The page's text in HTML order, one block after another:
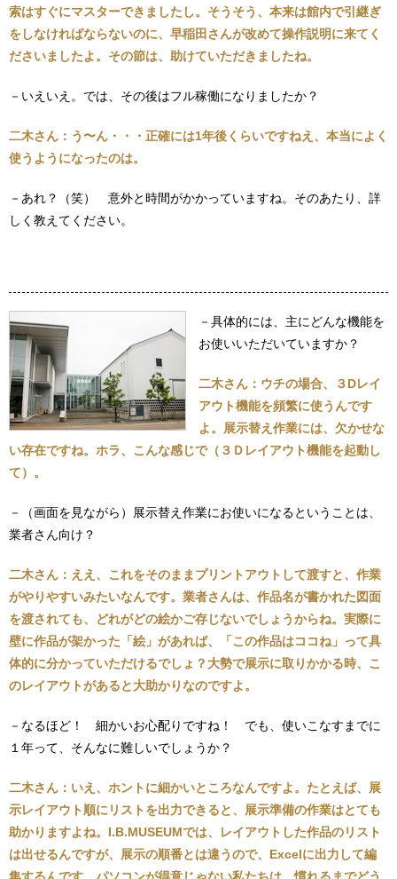
索はすぐにマスターできましたし。そうそう、本来は館内で引継ぎ
をしなければならないのに、早稲田さんが改めて操作説明に来てく
ださいましたよ。その節は、助けていただきましたね。
－いえいえ。では、その後はフル稼働になりましたか？
二木さん：う〜ん・・・正確には1年後くらいですねえ、本当によく
使うようになったのは。
－あれ？（笑） 意外と時間がかかっていますね。そのあたり、詳
しく教えてください。
－具体的には、主にどんな機能を
お使いいただいていますか？
二木さん：ウチの場合、３Dレイ
アウト機能を頻繁に使うんです
よ。展示替え作業には、欠かせな
い存在ですね。ホラ、こんな感じで（３Ｄレイアウト機能を起動し
て）。
－（画面を見ながら）展示替え作業にお使いになるということは、
業者さん向け？
二木さん：ええ、これをそのままプリントアウトして渡すと、作業
がやりやすいみたいなんです。業者さんは、作品名が書かれた図面
を渡されても、どれがどの絵かご存じないでしょうからね。実際に
壁に作品が架かった「絵」があれば、「この作品はココね」って具
体的に分かっていただけるでしょ？大勢で展示に取りかかる時、こ
のレイアウトがあると大助かりなのですよ。
－なるほど！ 細かいお心配りですね！ でも、使いこなすまでに
１年って、そんなに難しいでしょうか？
二木さん：いえ、ホントに細かいところなんですよ。たとえば、展
示レイアウト順にリストを出力できると、展示準備の作業はとても
助かりますよね。I.B.MUSEUMでは、レイアウトした作品のリスト
は出せるんですが、展示の順番とは違うので、Excelに出力して編